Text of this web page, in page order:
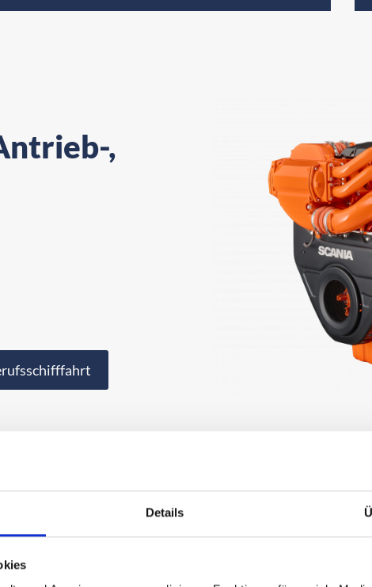
Details
,